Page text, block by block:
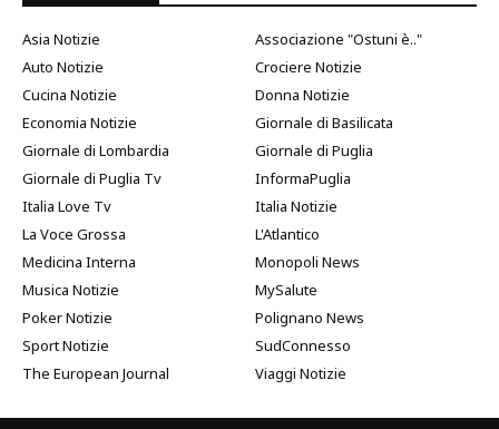
Asia Notizie
Associazione "Ostuni è.."
Auto Notizie
Crociere Notizie
Cucina Notizie
Donna Notizie
Economia Notizie
Giornale di Basilicata
Giornale di Lombardia
Giornale di Puglia
Giornale di Puglia Tv
InformaPuglia
Italia Love Tv
Italia Notizie
La Voce Grossa
L'Atlantico
Medicina Interna
Monopoli News
Musica Notizie
MySalute
Poker Notizie
Polignano News
Sport Notizie
SudConnesso
The European Journal
Viaggi Notizie